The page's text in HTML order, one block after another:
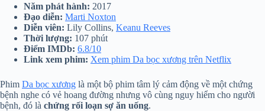
Năm phát hành: 2017
Đạo diễn: Marti Noxton
Diễn viên: Lily Collins, Keanu Reeves
Thời lượng: 107 phút
Điểm IMDb: 6.8/10
Link xem phim: Xem phim Da bọc xương trên Netflix
Phim Da bọc xương là một bộ phim tâm lý cảm động về một chứng
bệnh nghe có vẻ hoang đường nhưng vô cùng nguy hiểm cho người
bệnh, đó là chứng rối loạn sợ ăn uống.